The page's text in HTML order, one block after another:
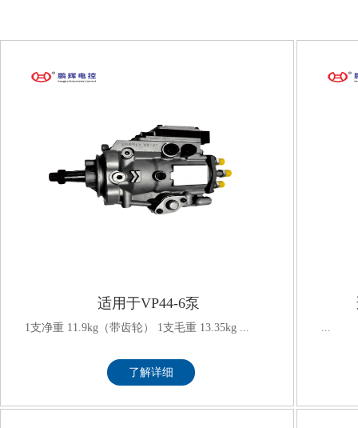
适用于VP44-6泵
1支净重 11.9kg（带齿轮） 1支毛重 13.35kg ... ...